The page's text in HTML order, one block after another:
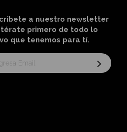
a nuestro newsletter
primero de todo lo
que tenemos para tí.